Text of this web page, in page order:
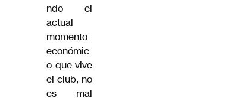
ndo el
actual
momento
económic
o que vive
el club, no
es mal